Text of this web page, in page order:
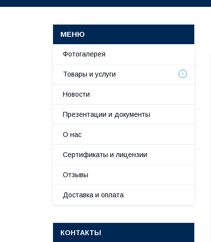
Фотогалерея
Товары и услуги
Новости
Презентации и документы
О нас
Сертификаты и лицензии
Отзывы
Доставка и оплата
КОНТАКТЫ